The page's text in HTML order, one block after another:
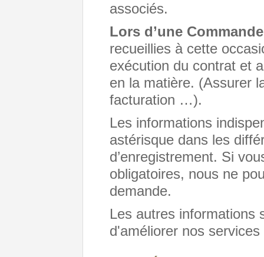
associés.
Lors d’une
recueillies à cette
exécution du contrat et
en la matière. (Assurer
facturation …).
Les informations
astérisque dans les
d’enregistrement. Si
obligatoires, nous ne
demande.
Les autres informations
d'améliorer nos